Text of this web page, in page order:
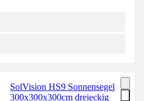
SolVision HS9 Sonnensegel
300x300x300cm dreieckig